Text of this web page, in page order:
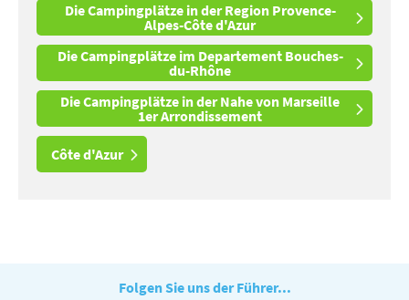
Die Campingplätze in der Region Provence-
Alpes-Côte d'Azur
Die Campingplätze im Departement Bouches-
du-Rhône
Die Campingplätze in der Nahe von Marseille
1er Arrondissement
Côte d'Azur
Folgen Sie uns der Führer...